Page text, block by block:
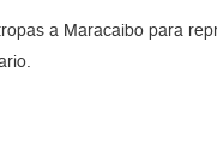
a Maracaibo para